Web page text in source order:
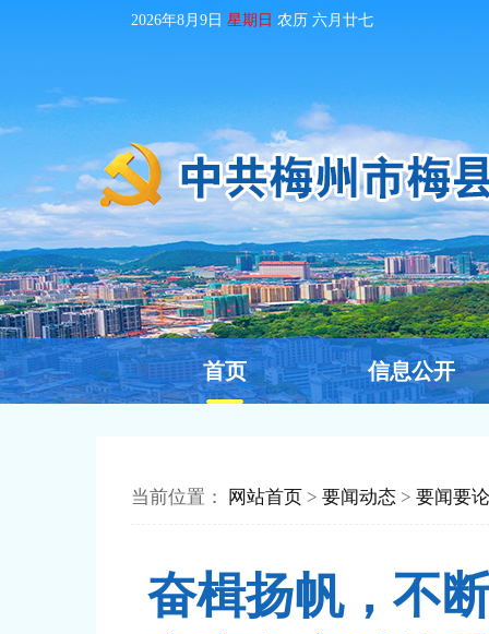
2026年8月9日 星期日 农历 六月廿七
首页 信息公开
当前位置： 网站首页 > 要闻动态 > 要闻要论
奋楫扬帆，不